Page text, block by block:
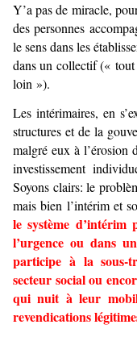
Y’a pas de miracle,
des personnes
le sens dans les
dans un collectif («
loin »).
Les intérimaires, en
structures et de la
malgré eux à l’érosion
investissement
Soyons clairs: le
mais bien l’intérim et
le système
l’urgence ou dans
participe à la sous-
secteur social ou
qui nuit à leur
revendications